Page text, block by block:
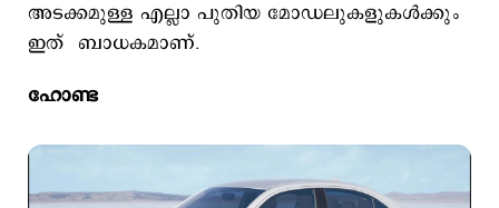
അടക്കമുള്ള എല്ലാ പുതിയ മോഡലുകളുകള്‍ക്കും
ഇത് ബാധകമാണ്.
ഹോണ്ട